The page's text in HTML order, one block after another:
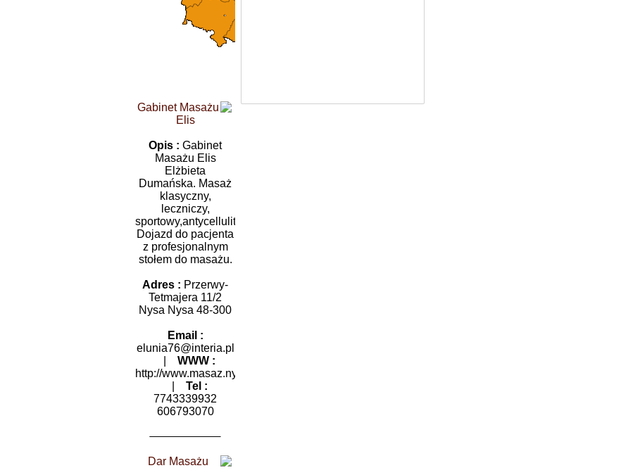
Gabinet Masażu
Elis
Opis : Gabinet
Masażu Elis
Elżbieta
Dumańska. Masaż
klasyczny,
leczniczy,
sportowy,antycellulitowy.
Dojazd do pacjenta
z profesjonalnym
stołem do masażu.
Adres : Przerwy-
Tetmajera 11/2
Nysa Nysa 48-300
Email :
elunia76@interia.pl
WWW :
http://www.masaz.nysa.pl
Tel :
7743339932
606793070
Dar Masażu